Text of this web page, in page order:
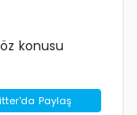
konusu
Paylaş